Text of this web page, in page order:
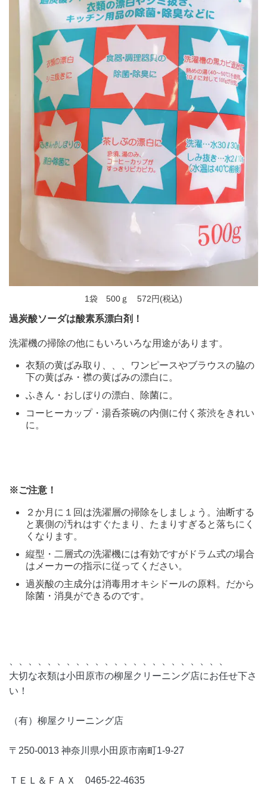
1袋 500ｇ 572円(税込)
過炭酸ソーダは酸素系漂白剤！
洗濯機の掃除の他にもいろいろな用途があります。
衣類の黄ばみ取り、、、ワンピースやブラウスの脇の
下の黄ばみ・襟の黄ばみの漂白に。
ふきん・おしぼりの漂白、除菌に。
コーヒーカップ・湯呑茶碗の内側に付く茶渋をきれい
に。
※ご注意！
２か月に１回は洗濯層の掃除をしましょう。油断する
と裏側の汚れはすぐたまり、たまりすぎると落ちにく
くなります。
縦型・二層式の洗濯機には有効ですがドラム式の場合
はメーカーの指示に従ってください。
過炭酸の主成分は消毒用オキシドールの原料。だから
除菌・消臭ができるのです。
大切な衣類は小田原市の柳屋クリーニング店にお任せ下さ
い！
（有）柳屋クリーニング店
〒250-0013 神奈川県小田原市南町1-9-27
ＴＥＬ＆ＦＡＸ 0465-22-4635